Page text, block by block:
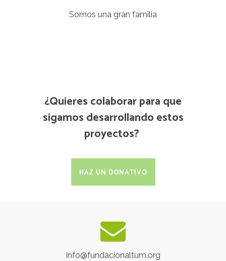
Somos una gran familia
¿Quieres colaborar para que
sigamos desarrollando estos
proyectos?
HAZ UN DONATIVO
info@fundacionaltum.org